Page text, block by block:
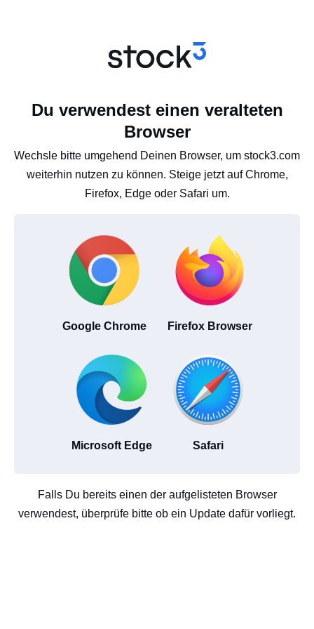
Du verwendest einen veralteten
Browser
Wechsle bitte umgehend Deinen Browser, um stock3.com
weiterhin nutzen zu können. Steige jetzt auf Chrome,
Firefox, Edge oder Safari um.
Google Chrome Firefox Browser
Microsoft Edge Safari
Falls Du bereits einen der aufgelisteten Browser
verwendest, überprüfe bitte ob ein Update dafür vorliegt.